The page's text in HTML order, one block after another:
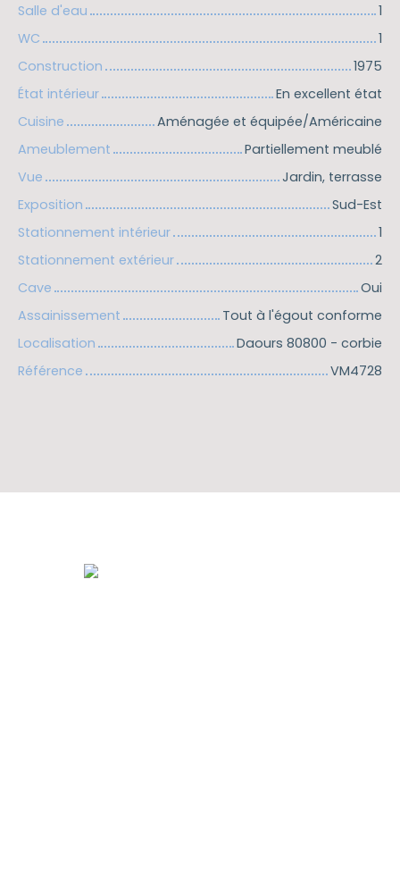
Salle d'eau
1
WC
1
Construction
1975
État intérieur
En excellent état
Cuisine
Aménagée et équipée/Américaine
Ameublement
Partiellement meublé
Vue
Jardin, terrasse
Exposition
Sud-Est
Stationnement intérieur
1
Stationnement extérieur
2
Cave
Oui
Assainissement
Tout à l'égout conforme
Localisation
Daours 80800 - corbie
Référence
VM4728